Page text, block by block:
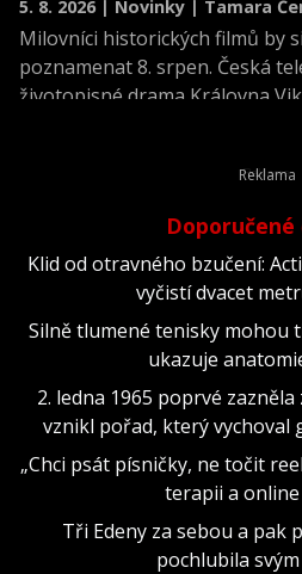
5. 8. 2026 | Novinky | Tamara
Milovníci historických filmů by
poznamenat 8. srpen. Česká
životopisné drama Královna
Klid od otravného bzučení:
vyčistí dvacet
Silně tlumené tenisky mohou
ukazuje
2. ledna 1965 poprvé
vznikl pořad, který vychoval
„Chci psát písničky, ne točit
terapii a
Tři Edeny za sebou a pak
pochlubila